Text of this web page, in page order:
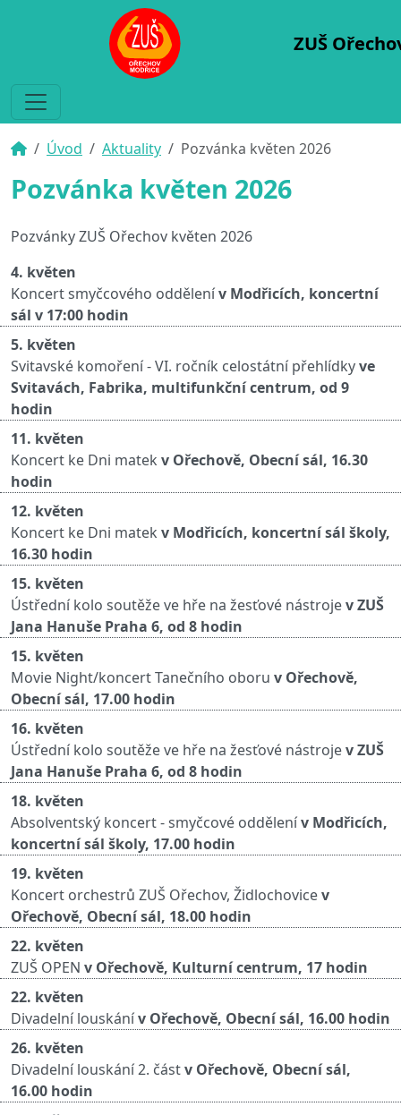
ZUŠ
Úvod Aktuality Pozvánka květen 2026
Pozvánka květen 2026
Pozvánky ZUŠ Ořechov květen 2026
4. květen
Koncert smyčcového oddělenív Modřicích, koncertní
sál v 17:00 hodin
5. květen
Svitavské komoření - VI. ročník celostátní přehlídkyve
Svitavách, Fabrika, multifunkční centrum, od 9
hodin
11. květen
Koncert ke Dni matek v Ořechově, Obecní sál, 16.30
hodin
12. květen
Koncert ke Dni matek v Modřicích, koncertní sál školy,
16.30 hodin
15. květen
Ústřední kolo soutěže ve hře na žesťové nástrojev ZUŠ
Jana Hanuše Praha 6, od 8 hodin
15. květen
Movie Night/koncert Tanečního oboru v Ořechově,
Obecní sál, 17.00 hodin
16. květen
Ústřední kolo soutěže ve hře na žesťové nástrojev ZUŠ
Jana Hanuše Praha 6, od 8 hodin
18. květen
Absolventský koncert - smyčcové oddělenív Modřicích,
koncertní sál školy, 17.00 hodin
19. květen
Koncert orchestrů ZUŠ Ořechov, Židlochovicev
Ořechově, Obecní sál, 18.00 hodin
22. květen
ZUŠ OPEN v Ořechově, Kulturní centrum, 17 hodin
22. květen
Divadelní louskánív Ořechově, Obecní sál, 16.00 hodin
26. květen
Divadelní louskání 2. částv Ořechově, Obecní sál,
16.00 hodin